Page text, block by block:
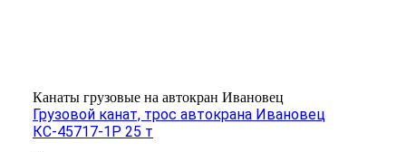
Канаты грузовые на автокран Ивановец
Грузовой канат, трос автокрана Ивановец
КС-45717-1Р 25 т